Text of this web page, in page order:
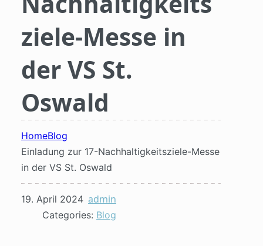
ziele-Messe in
der VS St.
Oswald
HomeBlog
Einladung zur 17-Nachhaltigkeitsziele-Messe
in der VS St. Oswald
19. April 2024 admin
Categories: Blog